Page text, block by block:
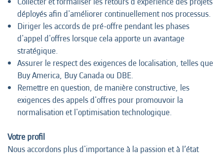
déployés afin d'améliorer continuellement nos processus.
Diriger les accords de pré-offre pendant les phases
d'appel d'offres lorsque cela apporte un avantage
stratégique.
Assurer le respect des exigences de localisation, telles que
Buy America, Buy Canada ou DBE.
Remettre en question, de manière constructive, les
exigences des appels d'offres pour promouvoir la
normalisation et l'optimisation technologique.
Votre profil
Nous accordons plus d'importance à la passion et à l’état